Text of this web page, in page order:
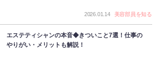
2026.01.14 美容部員を知る
エステティシャンの本音◆きついこと7選！仕事の
やりがい・メリットも解説！